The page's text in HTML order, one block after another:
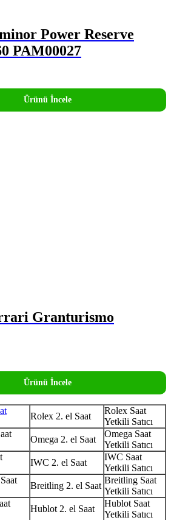
Power Reserve
PAM00027
Ürünü İncele
Granturismo
Ürünü İncele
Rolex 2. el Saat
Rolex Saat
Yetkili Satıcı
Omega 2. el Saat
Omega Saat
Yetkili Satıcı
IWC 2. el Saat
IWC Saat
Yetkili Satıcı
Breitling 2. el Saat
Breitling Saat
Yetkili Satıcı
Hublot 2. el Saat
Hublot Saat
Yetkili Satıcı